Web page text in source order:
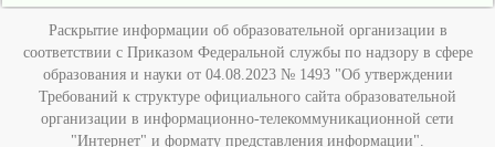
Раскрытие информации об образовательной организации в
соответствии с Приказом Федеральной службы по надзору в сфере
образования и науки от 04.08.2023 № 1493 "Об утверждении
Требований к структуре официального сайта образовательной
организации в информационно-телекоммуникационной сети
"Интернет" и формату представления информации".